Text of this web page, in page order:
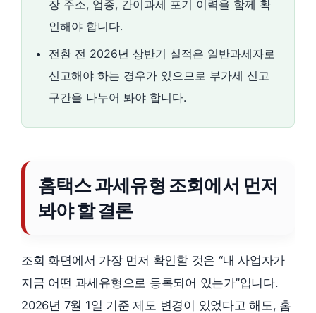
장 주소, 업종, 간이과세 포기 이력을 함께 확
인해야 합니다.
전환 전 2026년 상반기 실적은 일반과세자로
신고해야 하는 경우가 있으므로 부가세 신고
구간을 나누어 봐야 합니다.
홈택스 과세유형 조회에서 먼저
봐야 할 결론
조회 화면에서 가장 먼저 확인할 것은 “내 사업자가
지금 어떤 과세유형으로 등록되어 있는가”입니다.
2026년 7월 1일 기준 제도 변경이 있었다고 해도, 홈